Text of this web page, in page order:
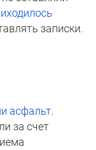
записки.
асфальт.
за счет